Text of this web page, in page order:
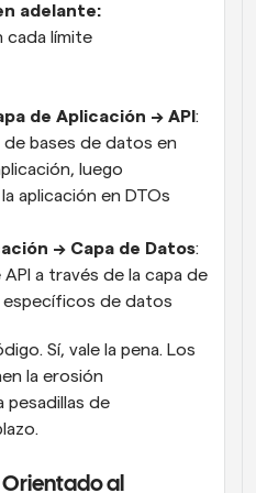
adelante:
cada límite
de Aplicación → API :
bases de datos en
luego
aplicación en DTOs
→ Capa de Datos:
a través de la capa de
específicos de datos
Sí, vale la pena. Los
la erosión
de
al